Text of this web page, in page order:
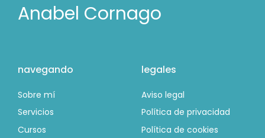
Anabel Cornago
navegando
Sobre mí
Servicios
Cursos
legales
Aviso legal
Política de privacidad
Política de cookies